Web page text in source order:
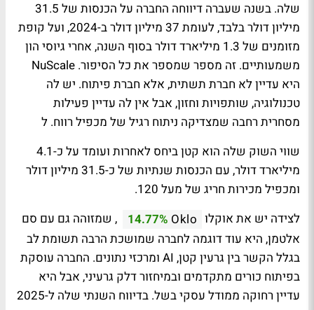
שלה. בשנה שעברה דיווחה החברה על הכנסות של 31.5
מיליון דולר בלבד, לעומת 37 מיליון דולר ב-2024, ועל קופת
מזומנים של 1.3 מיליארד דולר בסוף השנה, אחרי גיוסי הון
משמעותיים. זה מספר שמספר את כל הסיפור. NuScale
היא עדיין לא חברת תשתית, אלא חברת פיתוח. יש לה
טכנולוגיה, שותפויות וחזון, אבל אין לה עדיין פעילות
מסחרית רחבה שמצדיקה ניתוח רגיל של מכפיל רווח. ל
שווי השוק שלה הוא קטן ביחס לאחרות ועומד על כ-4.1
מיליארד דולר, עם הכנסות שנתיות של כ-31.5 מיליון דולר
ומכפיל מכירות חריג של מעל 120.
לצידה יש את אוקלו Oklo
14.77%
, שמזוהה גם עם סם
אלטמן, היא עוד דוגמה לחברה שמושכת הרבה תשומת לב
בגלל הקשר בין גרעין קטן, AI ומרכזי נתונים. החברה עוסקת
בפיתוח כורים מתקדמים ובמיחזור דלק גרעיני, אבל היא
עדיין רחוקה ממודל עסקי בשל. בדיווח השנתי שלה ל-2025